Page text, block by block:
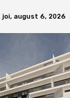
joi, august 6, 2026